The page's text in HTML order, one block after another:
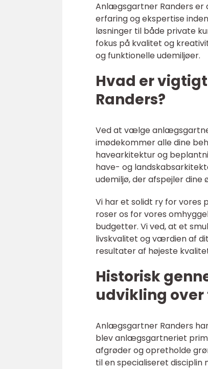
Anlægsgartner Randers er
erfaring og ekspertise
løsninger til både private
fokus på kvalitet og
og funktionelle udemiljøer.
Hvad er
Randers?
Ved at vælge
imødekommer alle dine
havearkitektur og
have- og
udemiljø, der afspejler dine
Vi har et solidt ry for vores
roser os for vores
budgetter. Vi ved, at et
livskvalitet og værdien af
resultater af højeste
Historisk
udvikling over
Anlægsgartner Randers
blev anlægsgartneriet
afgrøder og opretholde
til en specialiseret disciplin